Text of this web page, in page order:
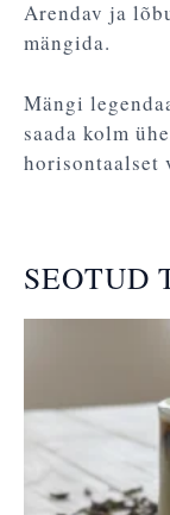
Arendav ja
mängida.
Mängi
saada kolm
horisontaalset
SEOTUD